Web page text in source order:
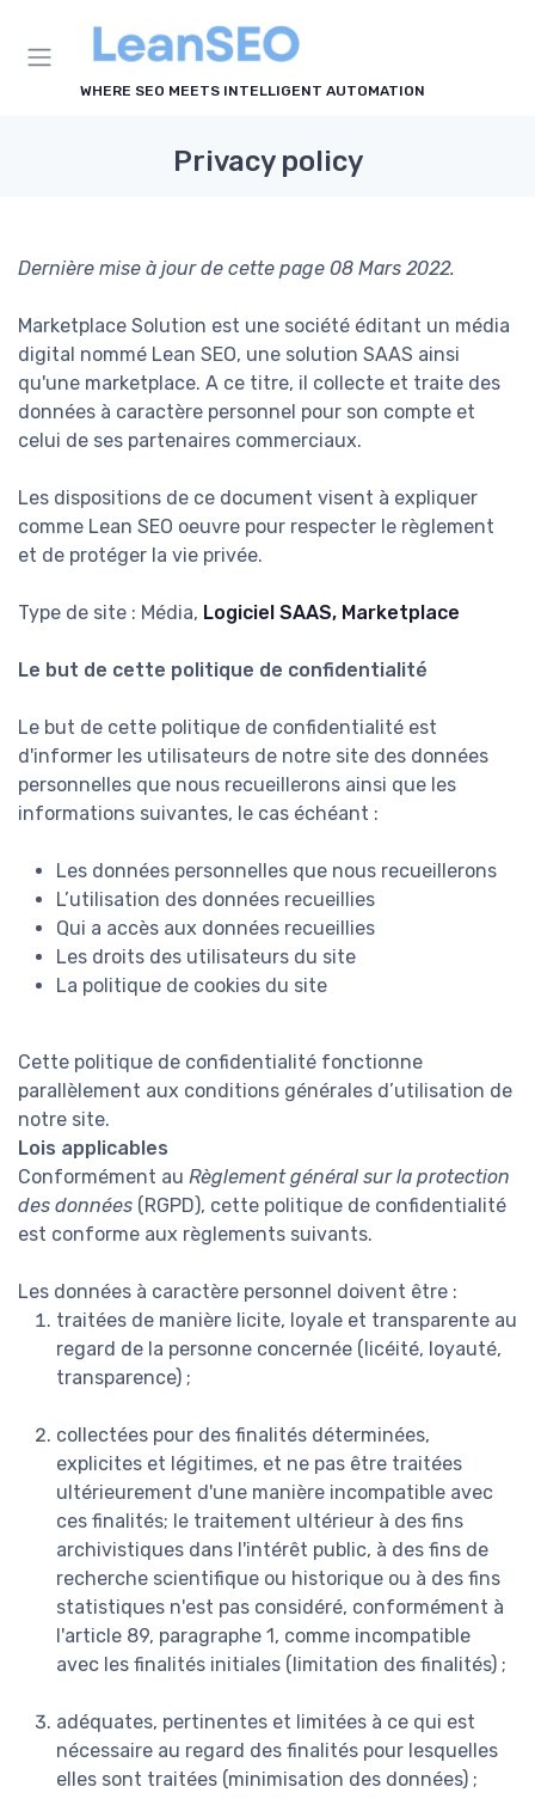
WHERE SEO MEETS INTELLIGENT AUTOMATION
Privacy policy
Dernière mise à jour de cette page 08 Mars 2022.
Marketplace Solution est une société éditant un média
digital nommé Lean SEO, une solution SAAS ainsi
qu'une marketplace. A ce titre, il collecte et traite des
données à caractère personnel pour son compte et
celui de ses partenaires commerciaux.
Les dispositions de ce document visent à expliquer
comme Lean SEO oeuvre pour respecter le règlement
et de protéger la vie privée.
Type de site : Média, Logiciel SAAS, Marketplace
Le but de cette politique de confidentialité
Le but de cette politique de confidentialité est
d'informer les utilisateurs de notre site des données
personnelles que nous recueillerons ainsi que les
informations suivantes, le cas échéant :
Les données personnelles que nous recueillerons
L’utilisation des données recueillies
Qui a accès aux données recueillies
Les droits des utilisateurs du site
La politique de cookies du site
Cette politique de confidentialité fonctionne
parallèlement aux conditions générales d’utilisation de
notre site.
Lois applicables
Conformément au Règlement général sur la protection
des données (RGPD), cette politique de confidentialité
est conforme aux règlements suivants.
Les données à caractère personnel doivent être :
traitées de manière licite, loyale et transparente au
regard de la personne concernée (licéité, loyauté,
transparence) ;
collectées pour des finalités déterminées,
explicites et légitimes, et ne pas être traitées
ultérieurement d'une manière incompatible avec
ces finalités; le traitement ultérieur à des fins
archivistiques dans l'intérêt public, à des fins de
recherche scientifique ou historique ou à des fins
statistiques n'est pas considéré, conformément à
l'article 89, paragraphe 1, comme incompatible
avec les finalités initiales (limitation des finalités) ;
adéquates, pertinentes et limitées à ce qui est
nécessaire au regard des finalités pour lesquelles
elles sont traitées (minimisation des données) ;